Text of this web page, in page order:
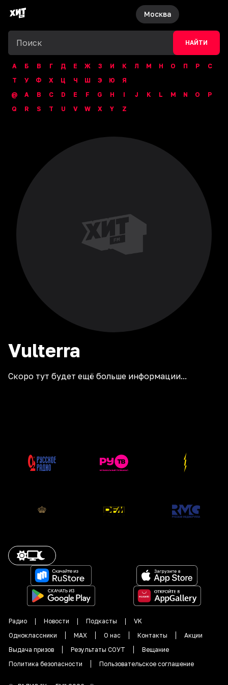
Москва
НАЙТИ
А Б В Г Д Е Ж З И К Л М Н О П Р
С
Т
У Ф Х Ц Ч Ш Э Ю
Я
@
A B C D E F G H I J K L M N O
P
Q
R S T U V W X Y Z
Vulterra
Скоро тут будет ещё больше информации...
Радио Новости Подкасты
VK
Одноклассники
MAX О нас Контакты
Акции
Выдача призов
Результаты СОУТ
Вещание
Политика безопасности
Пользовательское соглашение